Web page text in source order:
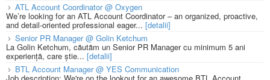
ATL Account Coordinator @ Oxygen
We’re looking for an ATL Account Coordinator – an organized, proactive,
and detail-oriented professional eager... [detalii]
Senior PR Manager @ Golin Ketchum
La Golin Ketchum, căutăm un Senior PR Manager cu minimum 5 ani
experiență, care știe... [detalii]
BTL Account Manager @ YES Communication